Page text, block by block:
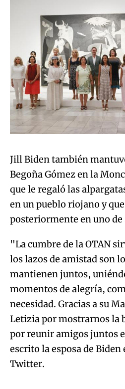
Jill Biden también
Begoña Gómez en la
que le regaló las
en un pueblo riojano y
posteriormente en uno de
"La cumbre de la OTAN
los lazos de amistad son
mantienen juntos,
momentos de alegría,
necesidad. Gracias a su
Letizia por mostrarnos la
por reunir amigos juntos
escrito la esposa de Biden
Twitter.